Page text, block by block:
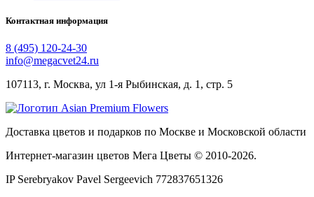
Контактная информация
8 (495) 120-24-30
info@megacvet24.ru
107113, г. Москва, ул 1-я Рыбинская, д. 1, стр. 5
Доставка цветов и подарков по Москве и Московской области
Интернет-магазин цветов Мега Цветы © 2010-2026.
IP Serebryakov Pavel Sergeevich 772837651326